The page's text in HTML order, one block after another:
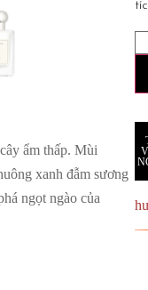
ẩm thấp. Mùi
xanh đẫm sương
ngọt ngào của